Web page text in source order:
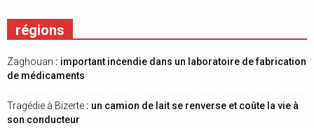
régions
Zaghouan : important incendie dans un laboratoire de fabrication
de médicaments
Tragédie à Bizerte : un camion de lait se renverse et coûte la vie à
son conducteur